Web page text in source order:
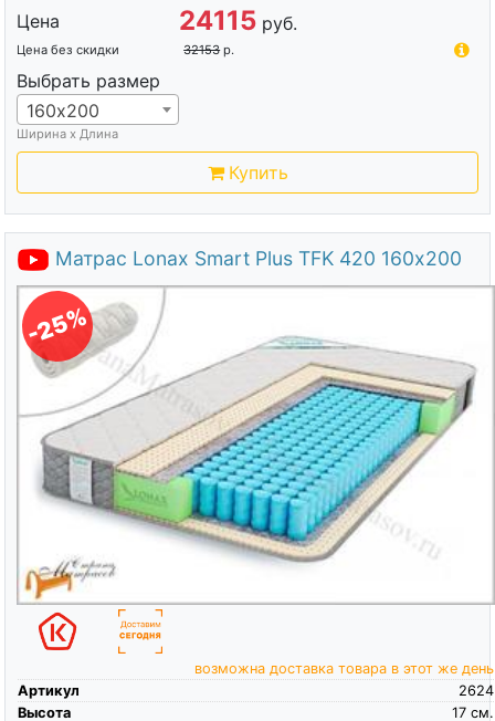
Цена 24115 руб.
Цена без скидки 32153 р.
Выбрать размер
160х200
Ширина х Длина
Купить
Матрас Lonax Smart Plus TFK 420 160х200
-25%
возможна доставка товара в этот же день
Артикул
2624
Высота
см.
17